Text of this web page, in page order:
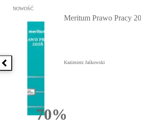
Poprzednia książka
Przejdź do: Meritum Prawo Pracy 2026,
NOWOŚĆ
70%Rabatu
Meritum Prawo Pracy
Kazimierz Jaśkowski